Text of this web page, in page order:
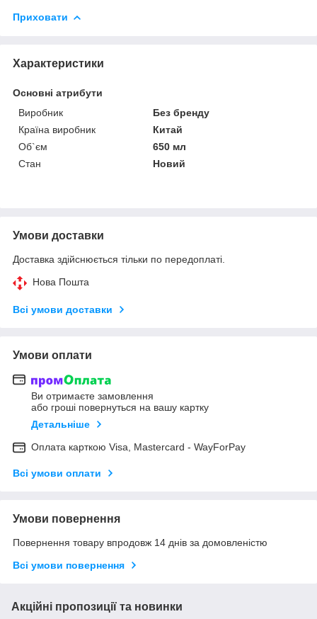
Приховати
Характеристики
Основні атрибути
Виробник
Без бренду
Країна виробник
Китай
Об`єм
650 мл
Стан
Новий
Умови доставки
Доставка здійснюється тільки по передоплаті.
Нова Пошта
Всі умови доставки
Умови оплати
Ви отримаєте замовлення
або гроші повернуться на вашу картку
Детальніше
Оплата карткою Visa, Mastercard - WayForPay
Всі умови оплати
Умови повернення
Повернення товару впродовж 14 днів за домовленістю
Всі умови повернення
Акційні пропозиції та новинки